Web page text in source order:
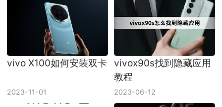
vivo X100如何安装双卡
2023-11-01
vivox90s找到隐藏应用
教程
2023-06-12